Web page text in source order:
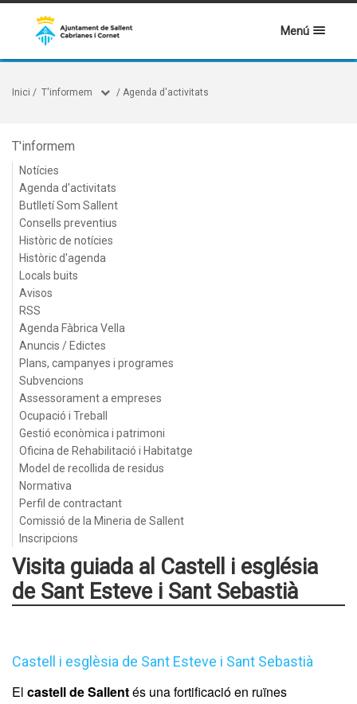
Menú
Inici / T'informem / Agenda d'activitats
T'informem
Notícies
Agenda d'activitats
Butlletí Som Sallent
Consells preventius
Històric de notícies
Històric d'agenda
Locals buits
Avisos
RSS
Agenda Fàbrica Vella
Anuncis / Edictes
Plans, campanyes i programes
Subvencions
Assessorament a empreses
Ocupació i Treball
Gestió econòmica i patrimoni
Oficina de Rehabilitació i Habitatge
Model de recollida de residus
Normativa
Perfil de contractant
Comissió de la Mineria de Sallent
Inscripcions
Visita guiada al Castell i església
de Sant Esteve i Sant Sebastià
Castell i esglèsia de Sant Esteve i Sant Sebastià
El castell de Sallentés una fortificació en ruïnes